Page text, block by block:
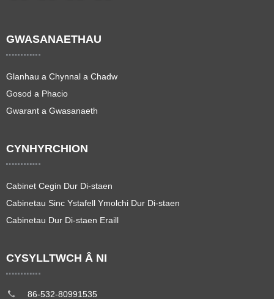
GWASANAETHAU
Glanhau a Chynnal a Chadw
Gosod a Phacio
Gwarant a Gwasanaeth
CYNHYRCHION
Cabinet Cegin Dur Di-staen
Cabinetau Sinc Ystafell Ymolchi Dur Di-staen
Cabinetau Dur Di-staen Eraill
CYSYLLTWCH Â NI
86-532-80991535